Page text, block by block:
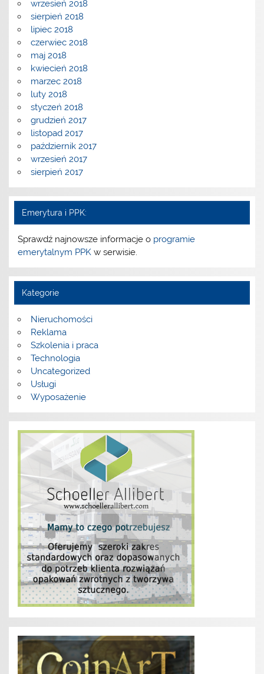
wrzesień 2018
sierpień 2018
lipiec 2018
czerwiec 2018
maj 2018
kwiecień 2018
marzec 2018
luty 2018
styczeń 2018
grudzień 2017
listopad 2017
październik 2017
wrzesień 2017
sierpień 2017
Emerytura i PPK:
Sprawdź najnowsze informacje o programie
emerytalnym PPK w serwisie.
Kategorie
Nieruchomości
Reklama
Szkolenia i praca
Technologia
Uncategorized
Usługi
Wyposażenie